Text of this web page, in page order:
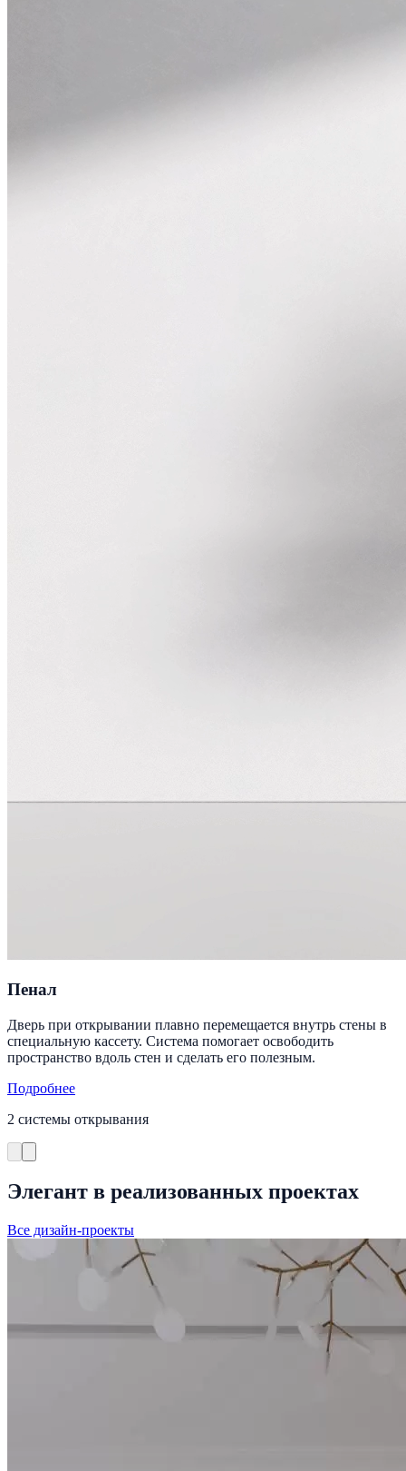
Пенал
Дверь при открывании плавно перемещается внутрь стены в
специальную кассету. Система помогает освободить
пространство вдоль стен и сделать его полезным.
Подробнее
2 системы открывания
Элегант в реализованных проектах
Все дизайн-проекты